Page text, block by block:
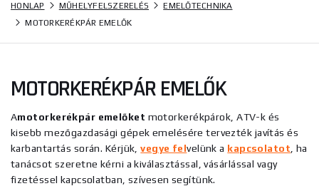
HONLAP MŰHELYFELSZERELÉS
EMELŐTECHNIKA
MOTORKERÉKPÁR EMELŐK
MOTORKERÉKPÁR EMELŐK
Amotorkerékpár emelőket motorkerékpárok, ATV-k és
kisebb mezőgazdasági gépek emelésére tervezték javítás és
karbantartás során. Kérjük,vegye felvelünk a kapcsolatot , ha
tanácsot szeretne kérni a kiválasztással, vásárlással vagy
fizetéssel kapcsolatban, szívesen segítünk.